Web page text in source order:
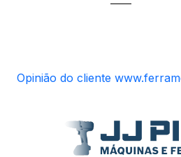
Opinião do cliente